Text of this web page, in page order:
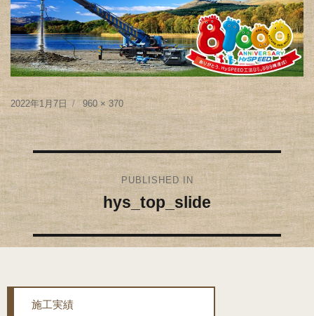
Posted
on
2022年1月7日
Full
size
960 × 370
投
稿
ナ
ゲ
PUBLISHED IN
hys_top_slide
施工実績